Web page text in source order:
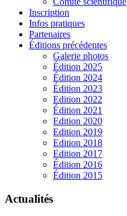
Inscription
Infos pratiques
Partenaires
Éditions précédentes
Galerie photos
Édition 2025
Édition 2024
Édition 2023
Edition 2022
Édition 2021
Edition 2020
Edition 2019
Edition 2018
Edition 2017
Édition 2016
Édition 2015
Actualités